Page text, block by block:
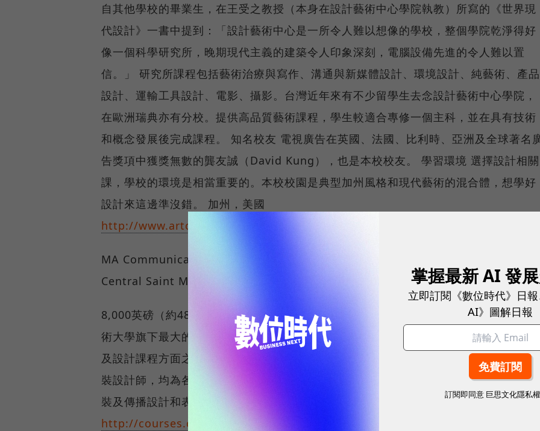
自其他學校的畢業生，在王受之教授（本身在設計藝術中心學院執教）所寫的《世界現
代設計》一書中提到：「設計藝術中心是一所令人難以想像的學校，整個學院乾淨得好
像一個科學研究所，晚期現代主義的建築令人印象深刻，電腦設備先進的令人難以置
信。」 研究所課程包括藝術治療與寫作、溝通與新媒體設計、環境設計、純藝術、產品
設計、運輸工具設計、電影、攝影。台灣近年來有不少留學生去念設計藝術中心學院，
在歐洲瑞典亦有分校。提供高品質藝術課程，學生較適合專修一個主科，並在具有技術
和概念發展後完成課程。 知名校友 電視廣告在英國、法國、比利時、亞洲及全球著名
告獎項中獲獎無數的龔友誠（David Kung），也是本校校友。 學習環境 選擇設計相關
課，學校的環境是相當重要的。本校校園是典型加州風格和現代藝術的混合體，想學好
設計來這邊準沒錯。 加州，美國
http://www.artcenter.edu/accd/programs/graduate/industrial.jsp
MA Communication Design傳播設計碩士課程
Central Saint Martins College of Art and Design 中央聖馬丁藝術與設計學院
8,000英磅（約480,000新台幣） 二年，每年11月到4月 重視設計的哲學思考 為倫敦藝
術大學旗下最大的藝術大學，提供最多元及廣泛的學士至研究生學位課程，為英國藝術
及設計課程方面之首。學校鼓勵學生挑戰傳統，知名畢業生包括有迪奧、紀梵希首席服
裝設計師，均為各行各業的領導者及創新者。主要提供有四大主流，如藝術、紡織、時
裝及傳播設計和表演舞台設計等。 倫敦，英國
http://courses.csm.arts.ac.uk/MetaArea.asp?ma=3
掌握最新 AI 發
立即訂閱《數位時代》日
AI》圖解日報
訂閱即同意 巨思文化隱私